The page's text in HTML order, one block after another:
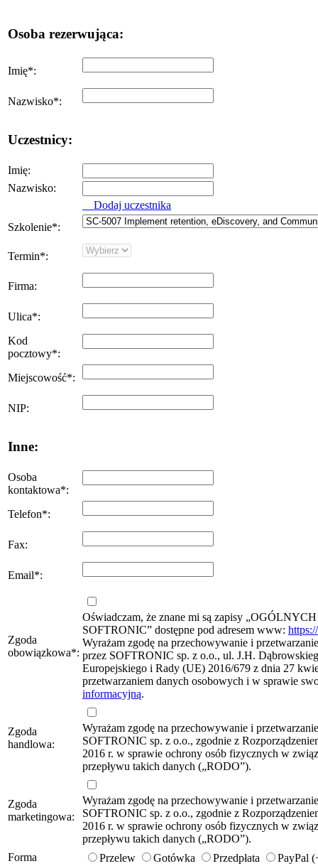
Osoba rezerwująca:
Imię*:
Nazwisko*:
Uczestnicy:
Imię:
Nazwisko:
Dodaj uczestnika
Szkolenie*:
Termin*:
Firma:
Ulica*:
Kod
pocztowy*:
Miejscowość*:
NIP:
Inne:
Osoba
kontaktowa*:
Telefon*:
Fax:
Email*:
Zgoda
obowiązkowa*:
Oświadczam, że znane mi są zapisy
SOFTRONIC” dostępne pod adresem www:
Wyrażam zgodę na przechowywanie i
przez SOFTRONIC sp. z o.o., ul. J.H.
Europejskiego i Rady (UE) 2016/679 z dnia 27
przetwarzaniem danych osobowych i w sprawie
informacyjną.
Zgoda
handlowa:
Wyrażam zgodę na przechowywanie i
SOFTRONIC sp. z o.o., zgodnie z
2016 r. w sprawie ochrony osób fizycznych w
przepływu takich danych („RODO”).
Zgoda
marketingowa:
Wyrażam zgodę na przechowywanie i
SOFTRONIC sp. z o.o., zgodnie z
2016 r. w sprawie ochrony osób fizycznych w
przepływu takich danych („RODO”).
Forma
Przelew Gotówka Przedpłata PayPal